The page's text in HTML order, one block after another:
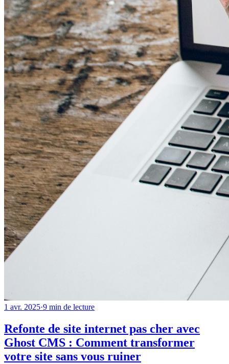
1 avr. 2025·9 min de lecture
Refonte de site internet pas cher avec
Ghost CMS : Comment transformer
votre site sans vous ruiner